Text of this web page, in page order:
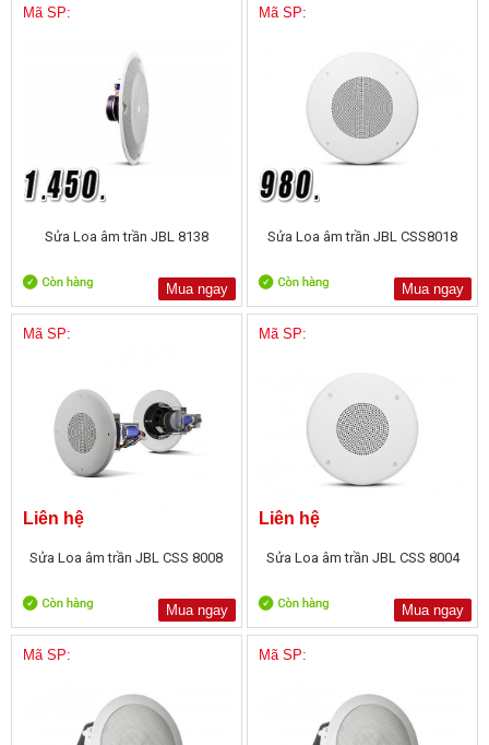
Mã SP:
Sửa Loa âm trần JBL 8138
Mua ngay
Mã SP:
Sửa Loa âm trần JBL CSS8018
Mua ngay
Mã SP:
Liên hệ
Sửa Loa âm trần JBL CSS 8008
Mua ngay
Mã SP:
Liên hệ
Sửa Loa âm trần JBL CSS 8004
Mua ngay
Mã SP: Mã SP: